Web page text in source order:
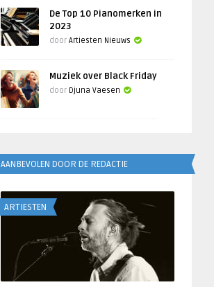
De Top 10 Pianomerken in
2023
door Artiesten Nieuws
Muziek over Black Friday
door Djuna Vaesen
AANBEVOLEN DOOR DE REDACTIE
ARTIESTEN